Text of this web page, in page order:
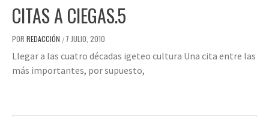
CITAS A CIEGAS.5
POR REDACCIÓN / 7 JULIO, 2010
Llegar a las cuatro décadas igeteo cultura Una cita entre las
más importantes, por supuesto,